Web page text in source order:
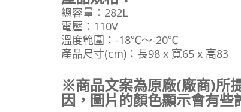
總容量：282L
電壓：110V
溫度範圍：-18℃～-20℃
產品尺寸(cm)：長98 x 寬65 x 高83
※商品文案為原廠(廠商)所
因，圖片的顏色顯示會有些